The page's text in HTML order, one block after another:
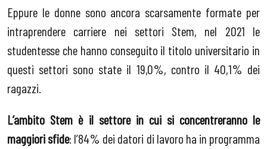
Eppure le donne sono ancora scarsamente formate per
intraprendere carriere nei settori Stem, nel 2021 le
studentesse che hanno conseguito il titolo universitario in
questi settori sono state il 19,0%, contro il 40,1% dei
ragazzi.
L’ambito Stem è il settore in cui si concentreranno le
maggiori sfide: l’84% dei datori di lavoro ha in programma